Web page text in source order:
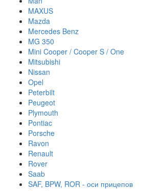
MAXUS
Mazda
Mercedes Benz
MG 350
Mini Cooper / Cooper S / One
Mitsubishi
Nissan
Opel
Peterbilt
Peugeot
Plymouth
Pontiac
Porsche
Ravon
Renault
Rover
Saab
SAF, BPW, ROR - оси прицепов